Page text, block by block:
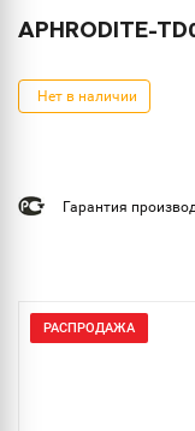
APHRODITE-
Нет в наличии
Гарантия
РАСПРОДАЖА